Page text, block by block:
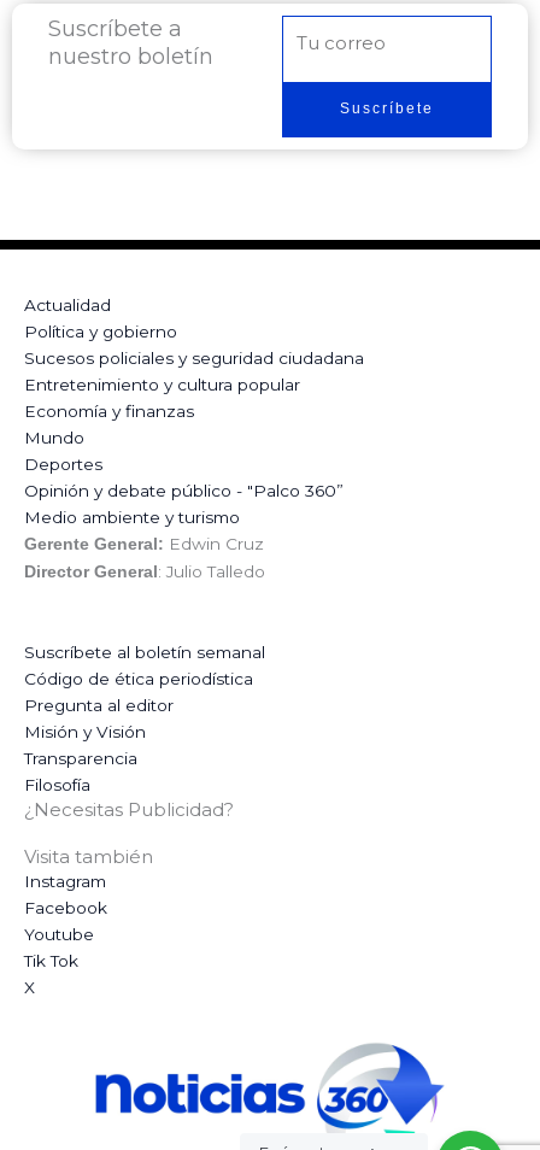
Suscríbete a
nuestro boletín
electrónico
Suscríbete
Actualidad
Política y gobierno
Sucesos policiales y seguridad ciudadana
Entretenimiento y cultura popular
Economía y finanzas
Mundo
Deportes
Opinión y debate público - "Palco 360”
Medio ambiente y turismo
Gerente General: Edwin Cruz
Director General : Julio Talledo
Suscríbete al boletín semanal
Código de ética periodística
Pregunta al editor
Misión y Visión
Transparencia
Filosofía
¿Necesitas Publicidad?
Visita también
Instagram
Facebook
Youtube
Tik Tok
X